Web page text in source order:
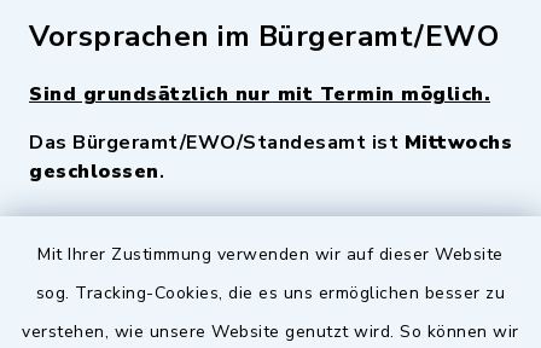
Mit Ihrer Zustimmung verwenden wir auf dieser Website
sog. Tracking-Cookies, die es uns ermöglichen besser zu
verstehen, wie unsere Website genutzt wird. So können wir
Vorsprachen im Bürgeramt/EWO
Sind grundsätzlich nur mit Termin möglich.
Das Bürgeramt/EWO/Standesamt ist Mittwochs
geschlossen.
Quicklinks